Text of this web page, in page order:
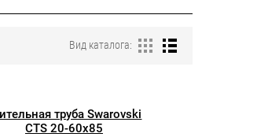
Вид каталога:
труба Swarovski
CTS 20-60x85